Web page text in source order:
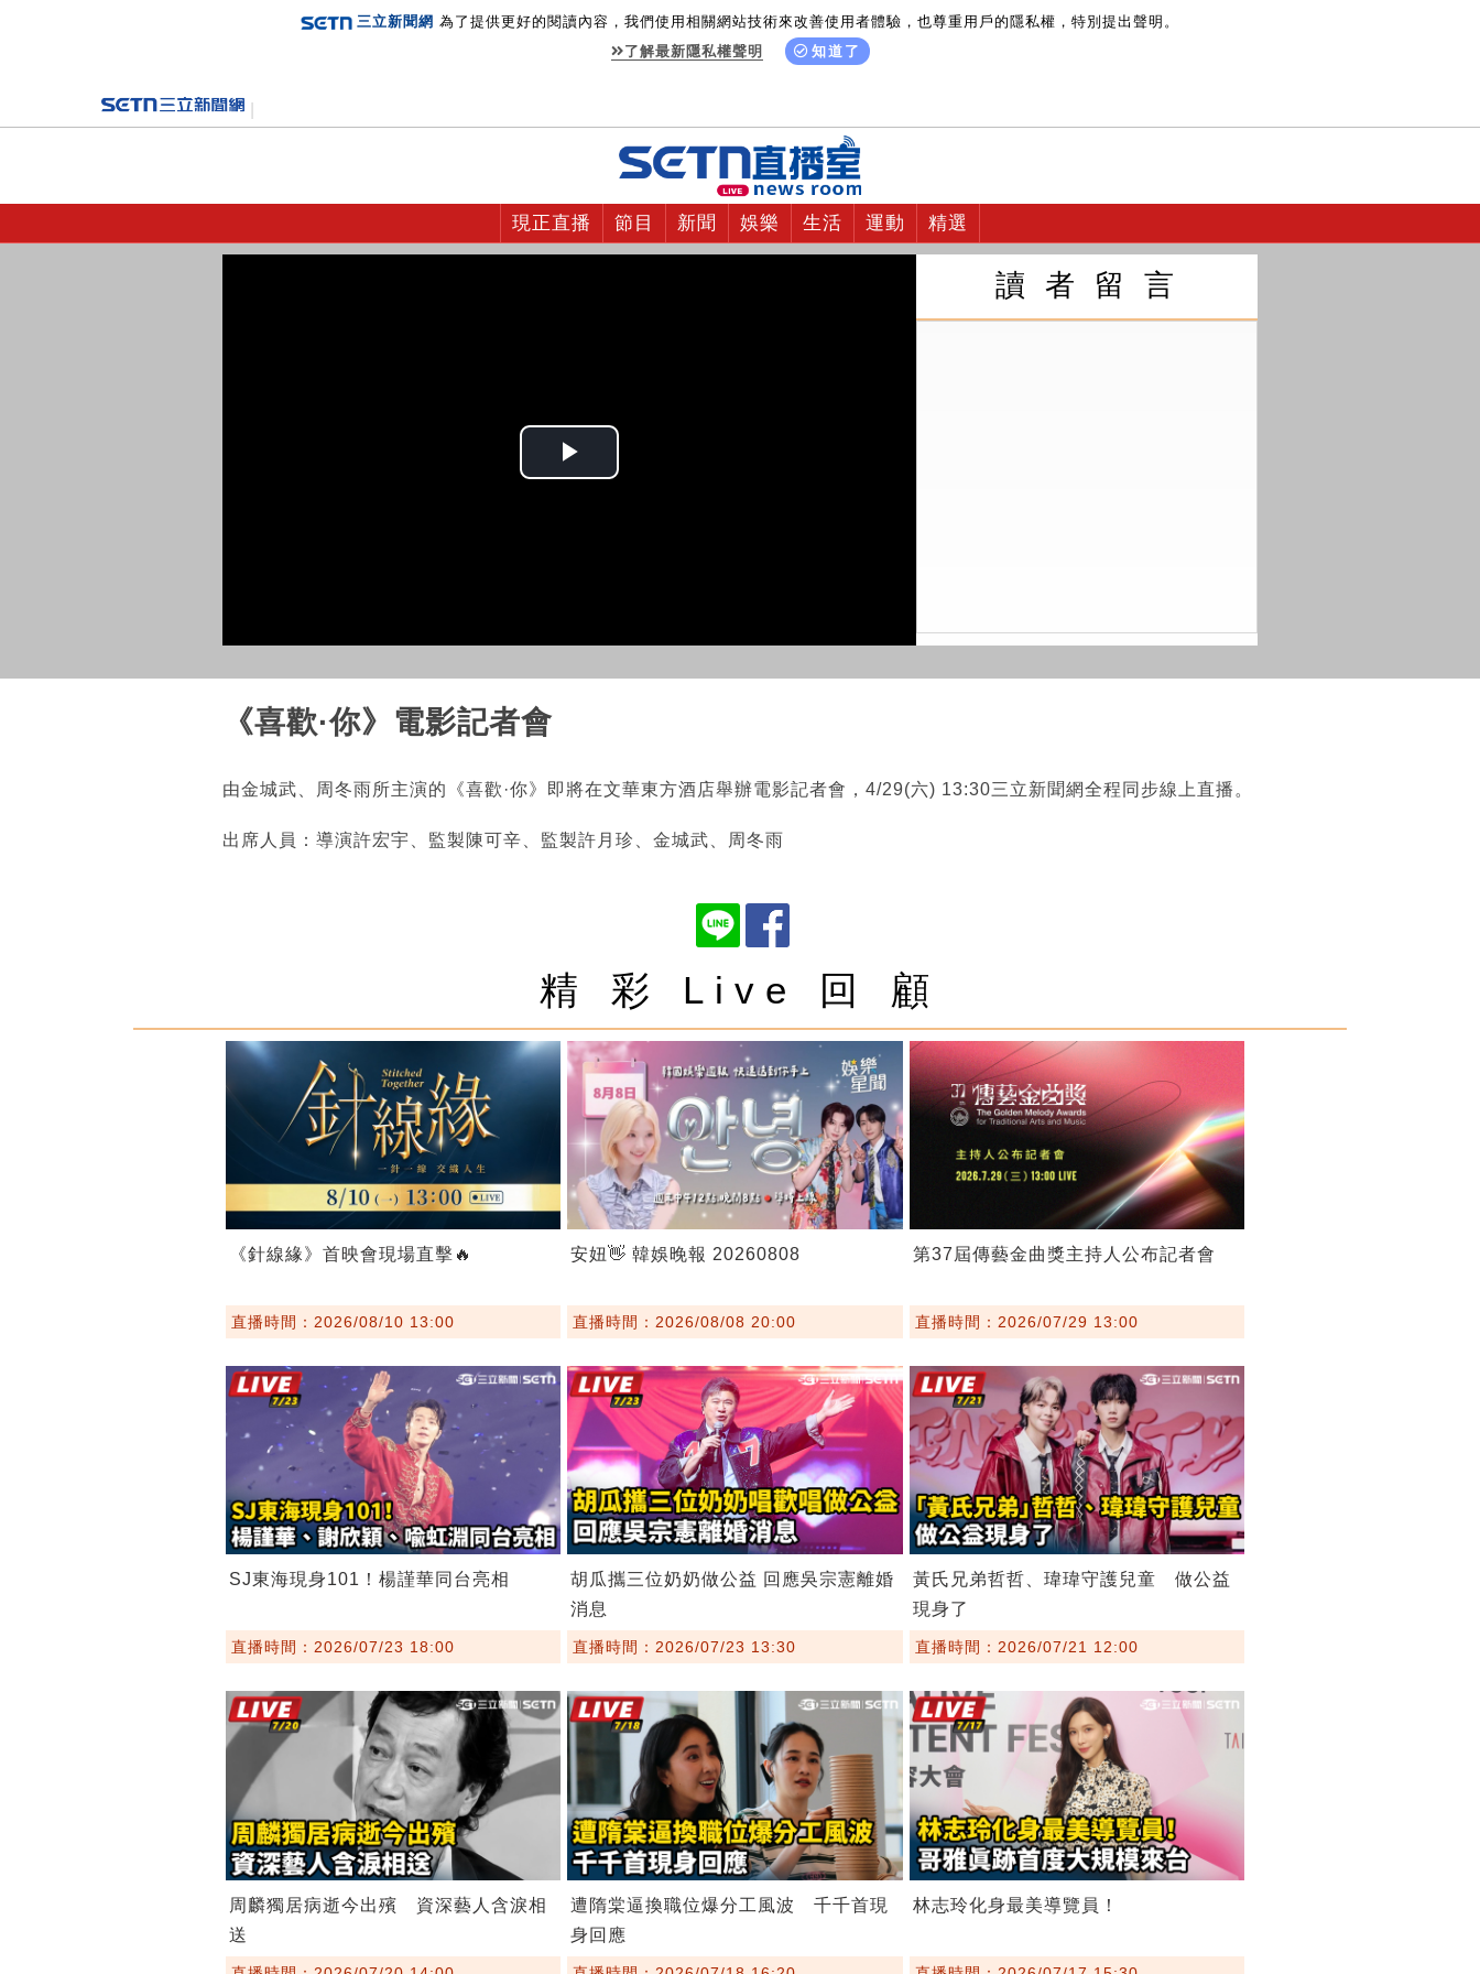
三立新聞網 為了提供更好的閱讀內容，我們使用相關網站技術來改善使用者體驗，也尊重用戶的隱私權，特別提出聲明。
了解最新隱私權聲明
知道了
現正直播 節目 新聞 娛樂 生活 運動 精選
Play
讀 者 留 言
《喜歡·你》電影記者會
由金城武、周冬雨所主演的《喜歡·你》即將在文華東方酒店舉辦電影記者會，4/29(六) 13:30三立新聞網全程同步線上直播。
出席人員：導演許宏宇、監製陳可辛、監製許月珍、金城武、周冬雨
精 彩 Live 回 顧
《針線緣》首映會現場直擊🔥
直播時間：2026/08/10 13:00
安妞👋 韓娛晚報 20260808
直播時間：2026/08/08 20:00
第37屆傳藝金曲獎主持人公布記者會
直播時間：2026/07/29 13:00
SJ東海現身101！楊謹華同台亮相
直播時間：2026/07/23 18:00
胡瓜攜三位奶奶做公益 回應吳宗憲離婚
消息
直播時間：2026/07/23 13:30
黃氏兄弟哲哲、瑋瑋守護兒童 做公益
現身了
直播時間：2026/07/21 12:00
周麟獨居病逝今出殯 資深藝人含淚相
送
遭隋棠逼換職位爆分工風波 千千首現
身回應
林志玲化身最美導覽員！